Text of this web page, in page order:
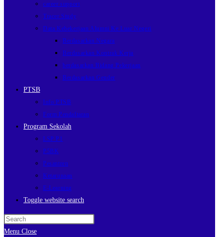
career support
Tracer Study
Data Kebekerjaan Alumni Ke Luar Negeri
Berdasarkan Negara
Berdasarkan Kontrak Kerja
berdasarkan Bidang Pekerjaan
Berdasarkan Gender
PTSB
Info PTSB
Form Pendaftaran
Program Sekolah
LSP P1
P5BK
Pesantren
Ketarunaan
E-Learning
Toggle website search
Menu Close